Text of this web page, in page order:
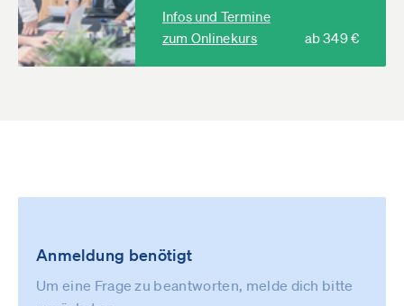
Infos und Termine
zum Onlinekurs
ab 349 €
Anmeldung benötigt
Um eine Frage zu beantworten, melde dich bitte